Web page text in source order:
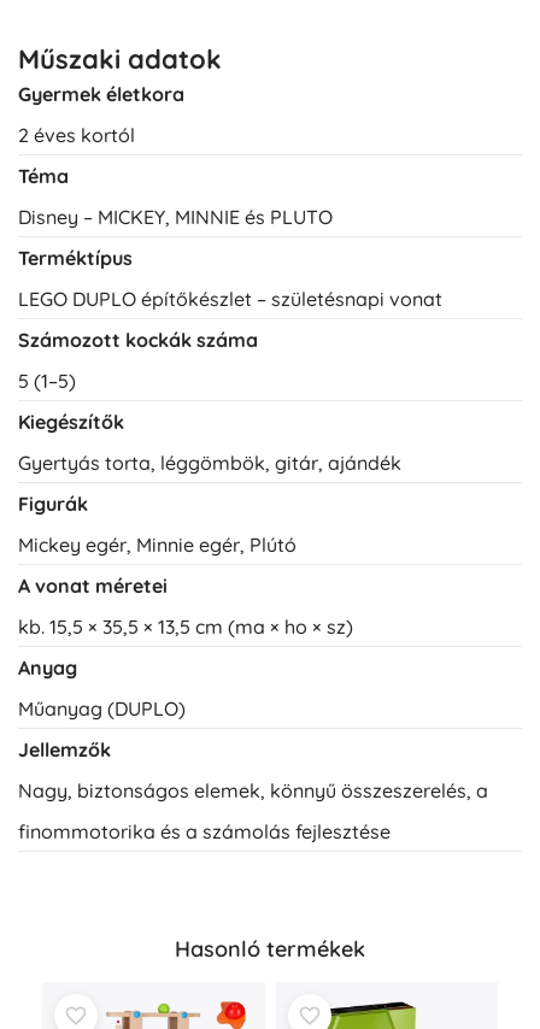
Műszaki adatok
Gyermek életkora
2 éves kortól
Téma
Disney – MICKEY, MINNIE és PLUTO
Terméktípus
LEGO DUPLO építőkészlet – születésnapi vonat
Számozott kockák száma
5 (1–5)
Kiegészítők
Gyertyás torta, léggömbök, gitár, ajándék
Figurák
Mickey egér, Minnie egér, Plútó
A vonat méretei
kb. 15,5 × 35,5 × 13,5 cm (ma × ho × sz)
Anyag
Műanyag (DUPLO)
Jellemzők
Nagy, biztonságos elemek, könnyű összeszerelés, a
finommotorika és a számolás fejlesztése
Hasonló termékek